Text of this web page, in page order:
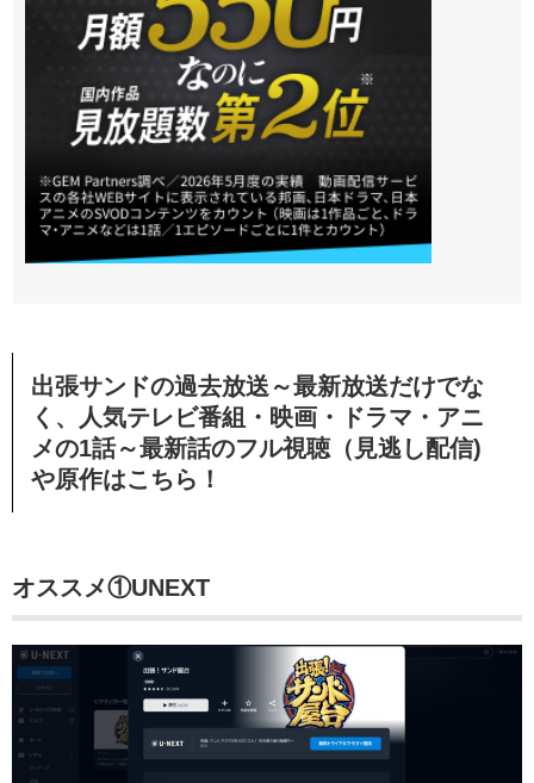
出張サンドの過去放送～最新放送だけでな
く、人気テレビ番組・映画・ドラマ・アニ
メの1話～最新話のフル視聴（見逃し配信)
や原作はこちら！
オススメ①UNEXT